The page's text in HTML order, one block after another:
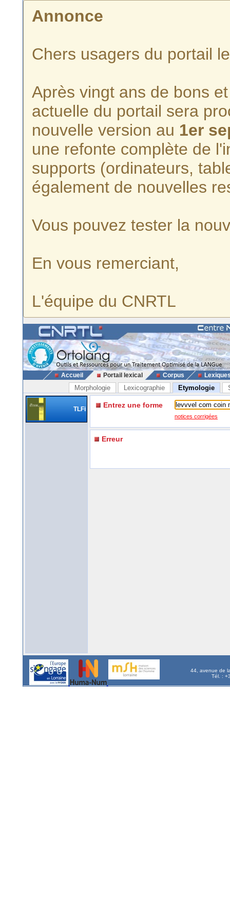
Annonce
Chers usagers du portail
Après vingt ans de bons
actuelle du portail sera
nouvelle version au 1er
une refonte complète de
supports (ordinateurs,
également de nouvelles
Vous pouvez tester la
En vous remerciant,
L'équipe du CNRTL
Accueil Portail lexical Corpus
Morphologie Lexicographie Etymologie
TLFi Entrez une forme
notices corrigées
Erreur
44, avenue de
Tél. :